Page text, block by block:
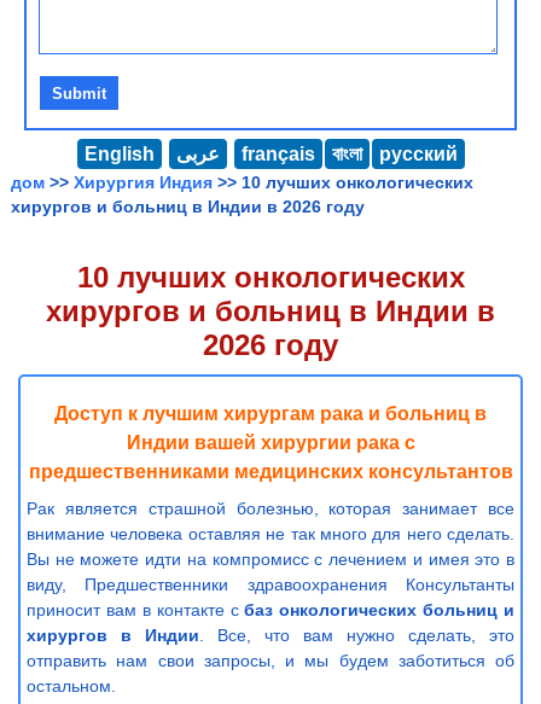
English عربى français বাংলা русский
дом >> Хирургия Индия >> 10 лучших онкологических
хирургов и больниц в Индии в 2026 году
10 лучших онкологических
хирургов и больниц в Индии в
2026 году
Доступ к лучшим хирургам рака и больниц в
Индии вашей хирургии рака с
предшественниками медицинских консультантов
Рак является страшной болезнью, которая занимает все
внимание человека оставляя не так много для него сделать.
Вы не можете идти на компромисс с лечением и имея это в
виду, Предшественники здравоохранения Консультанты
приносит вам в контакте сбаз онкологических больниц и
хирургов в Индии . Все, что вам нужно сделать, это
отправить нам свои запросы, и мы будем заботиться об
остальном.